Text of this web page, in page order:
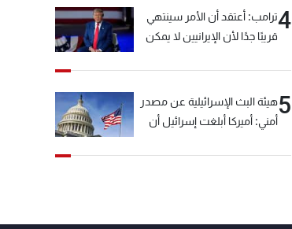
4ترامب: أعتقد أن الأمر سينتهي
قريبًا جدًا لأن الإيرانيين لا يمكن
5هيئة البث الإسرائيلية عن مصدر
أمني: أميركا أبلغت إسرائيل أن